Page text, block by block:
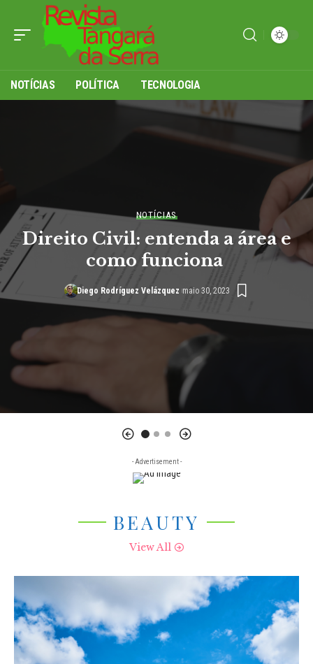
NOTÍCIAS POLÍTICA TECNOLOGIA
NOTÍCIAS
Direito Civil: entenda a área e
como funciona
Diego Rodríguez Velázquez maio 30, 2023
- Advertisement -
BEAUTY
View All